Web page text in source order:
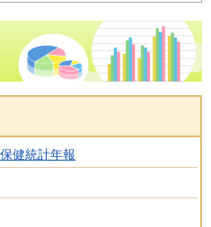
館トップページ
健統計年報